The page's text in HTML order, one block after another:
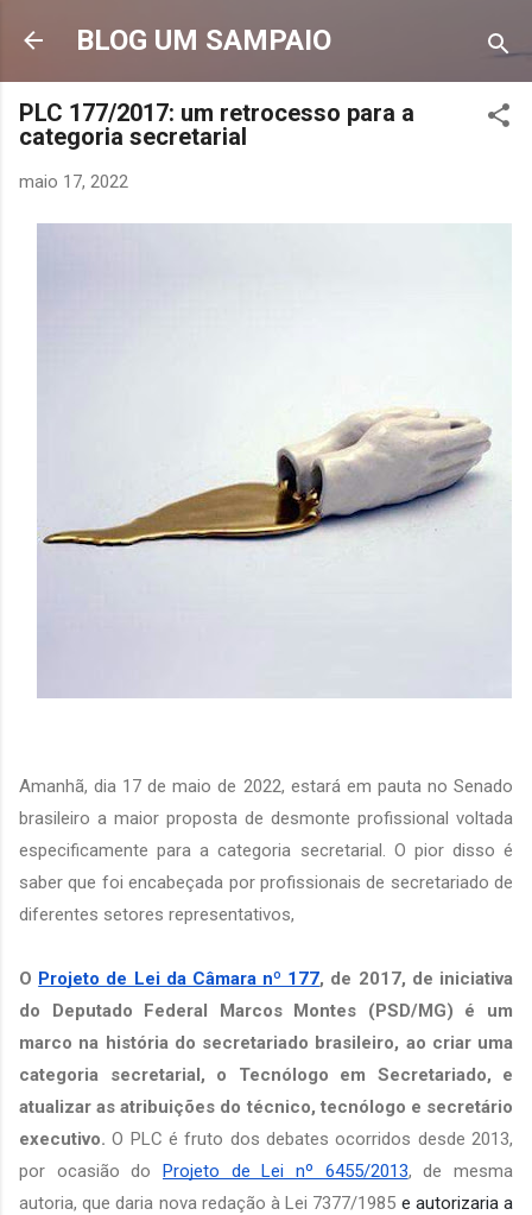
Pular para o conteúdo principal
BLOG UM SAMPAIO
PLC 177/2017: um retrocesso para a
categoria secretarial
maio 17, 2022
Amanhã, dia 17 de maio de 2022, estará em pauta no Senado
brasileiro a maior proposta de desmonte profissional voltada
especificamente para a categoria secretarial. O pior disso é
saber que foi encabeçada por profissionais de secretariado de
diferentes setores representativos,
O Projeto de Lei da Câmara nº 177, de 2017, de iniciativa
do Deputado Federal Marcos Montes (PSD/MG) é um
marco na história do secretariado brasileiro, ao criar uma
categoria secretarial, o Tecnólogo em Secretariado, e
atualizar as atribuições do técnico, tecnólogo e secretário
executivo. O PLC é fruto dos debates ocorridos desde 2013,
por ocasião do Projeto de Lei nº 6455/2013, de mesma
autoria, que daria nova redação à Lei 7377/1985 e autorizaria a